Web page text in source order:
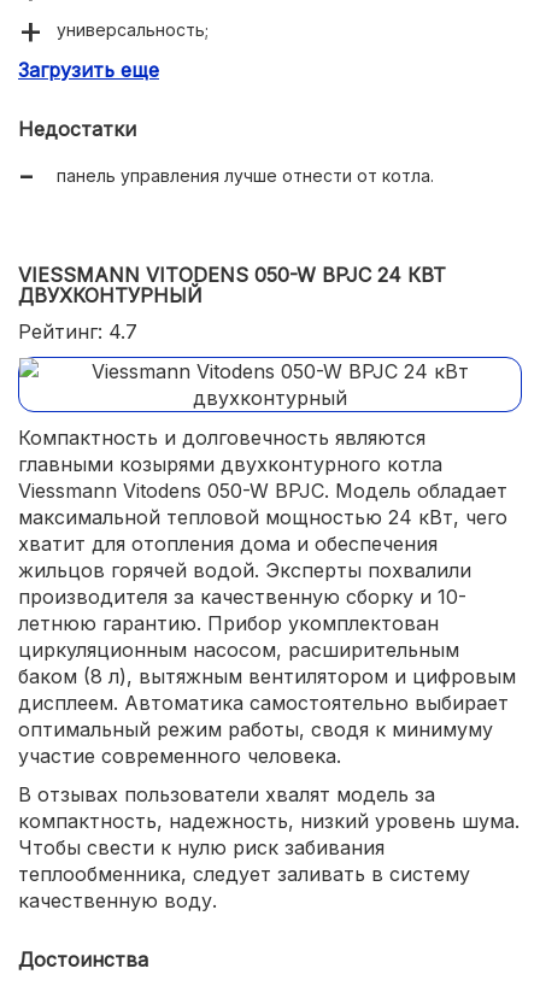
универсальность;
удобное управление.
Загрузить еще
Недостатки
панель управления лучше отнести от котла.
VIESSMANN VITODENS 050-W BPJC 24 КВТ
ДВУХКОНТУРНЫЙ
Рейтинг: 4.7
Компактность и долговечность являются
главными козырями двухконтурного котла
Viessmann Vitodens 050-W BPJC. Модель обладает
максимальной тепловой мощностью 24 кВт, чего
хватит для отопления дома и обеспечения
жильцов горячей водой. Эксперты похвалили
производителя за качественную сборку и 10-
летнюю гарантию. Прибор укомплектован
циркуляционным насосом, расширительным
баком (8 л), вытяжным вентилятором и цифровым
дисплеем. Автоматика самостоятельно выбирает
оптимальный режим работы, сводя к минимуму
участие современного человека.
В отзывах пользователи хвалят модель за
компактность, надежность, низкий уровень шума.
Чтобы свести к нулю риск забивания
теплообменника, следует заливать в систему
качественную воду.
Достоинства